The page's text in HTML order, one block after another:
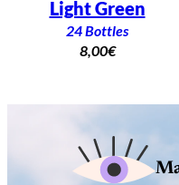
Light Green
24 Bottles
8,00€